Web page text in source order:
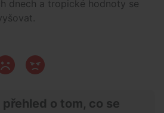
dnech a tropické hodnoty se
o tom, co se